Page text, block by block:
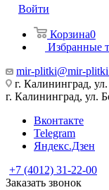
Войти
Корзина0
Избранные
mir-plitki@mir-
г. Калининград,
г. Калининград, ул.
Вконтакте
Telegram
Яндекс.Дзен
+7 (4012) 31-22-00
Заказать звонок